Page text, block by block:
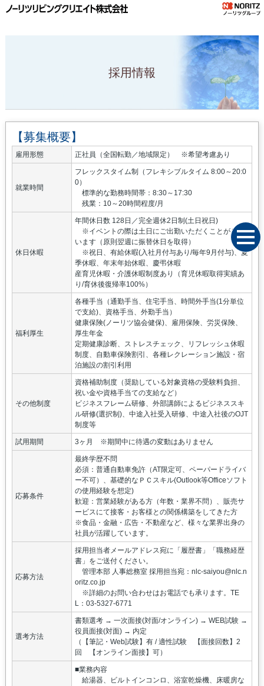
採用情報
【募集概要】
雇用形態 正社員（全国転勤／地域限定） ※希望考慮あり
就業時間
フレックスタイム制（フレキシブルタイム 8:00～20:0
0）
標準的な勤務時間帯：8:30～17:30
残業：10～20時間程度/月
休日休暇
年間休日数 128日／完全週休2日制(土日祝日)
※イベントの際は土日にご出勤いただくことがござ
います（原則翌週に振替休日を取得）
※祝日、有給休暇(入社月付与あり/毎年9月付与)、夏
季休暇、年末年始休暇、慶弔休暇
産育児休暇・介護休暇制度あり（育児休暇取得実績あ
り/育休後復帰率100%）
福利厚生
各種手当（通勤手当、住宅手当、時間外手当(1分単位
で支給)、資格手当、外勤手当）
健康保険(ノーリツ協会健保)、雇用保険、労災保険、
厚生年金
定期健康診断、ストレスチェック、リフレッシュ休暇
制度、自動車保険割引、各種レクレーション施設・宿
泊施設の割引利用
その他制度
資格補助制度（奨励している対象資格の受験料負担、
祝い金や資格手当ての支給など）
ビジネスフレーム研修、外部講師によるビジネススキ
ル研修(選択制)、中途入社受入研修、中途入社後のOJT
制度等
試用期間 3ヶ月 ※期間中に待遇の変動はありません
応募条件
最終学歴不問
必須：普通自動車免許（AT限定可、ペーパードライバ
ー不可）、基礎的なＰＣスキル(Outlook等Officeソフト
の使用経験を想定)
歓迎：営業経験がある方（年数・業界不問）、販売サ
ービスにて接客・お客様との関係構築をしてきた方
※食品・金融・広告・不動産など、様々な業界出身の
社員が活躍しています。
応募方法
採用担当者メールアドレス宛に「履歴書」「職務経歴
書」をご送付ください。
管理本部 人事総務室 採用担当宛：nlc-saiyou@nlc.n
oritz.co.jp
※詳細のお問い合わせはお電話でも承ります。TE
L：03-5327-6771
選考方法
書類選考 → 一次面接(対面/オンライン) → WEB試験 →
役員面接(対面) → 内定
（【筆記・Web試験】有 / 適性試験 【面接回数】2
回 【オンライン面接】可）
■業務内容
給湯器、ビルトインコンロ、浴室乾燥機、床暖房な